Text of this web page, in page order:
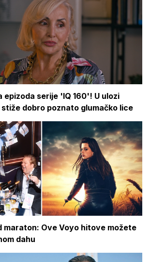
epizoda serije 'IQ 160'! U ulozi
dobro poznato glumačko lice
maraton: Ove Voyo hitove možete
dahu